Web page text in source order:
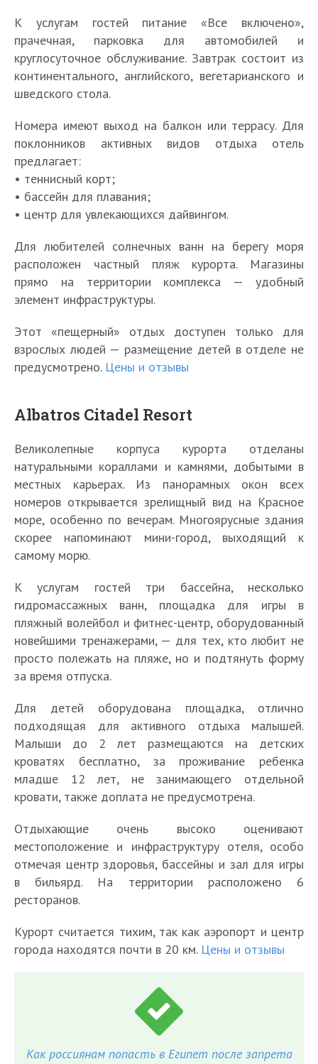
К услугам гостей питание «Все включено»,
прачечная, парковка для автомобилей и
круглосуточное обслуживание. Завтрак состоит из
континентального, английского, вегетарианского и
шведского стола.
Номера имеют выход на балкон или террасу. Для
поклонников активных видов отдыха отель
предлагает:
• теннисный корт;
• бассейн для плавания;
• центр для увлекающихся дайвингом.
Для любителей солнечных ванн на берегу моря
расположен частный пляж курорта. Магазины
прямо на территории комплекса — удобный
элемент инфраструктуры.
Этот «пещерный» отдых доступен только для
взрослых людей — размещение детей в отделе не
предусмотрено. Цены и отзывы
Albatros Citadel Resort
Великолепные корпуса курорта отделаны
натуральными кораллами и камнями, добытыми в
местных карьерах. Из панорамных окон всех
номеров открывается зрелищный вид на Красное
море, особенно по вечерам. Многоярусные здания
скорее напоминают мини-город, выходящий к
самому морю.
К услугам гостей три бассейна, несколько
гидромассажных ванн, площадка для игры в
пляжный волейбол и фитнес-центр, оборудованный
новейшими тренажерами, — для тех, кто любит не
просто полежать на пляже, но и подтянуть форму
за время отпуска.
Для детей оборудована площадка, отлично
подходящая для активного отдыха малышей.
Малыши до 2 лет размещаются на детских
кроватях бесплатно, за проживание ребенка
младше 12 лет, не занимающего отдельной
кровати, также доплата не предусмотрена.
Отдыхающие очень высоко оценивают
местоположение и инфраструктуру отеля, особо
отмечая центр здоровья, бассейны и зал для игры
в бильярд. На территории расположено 6
ресторанов.
Курорт считается тихим, так как аэропорт и центр
города находятся почти в 20 км. Цены и отзывы
Как россиянам попасть в Египет после запрета